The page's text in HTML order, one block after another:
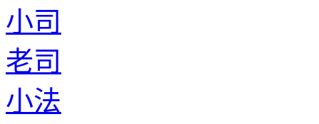
小司
老司
小法